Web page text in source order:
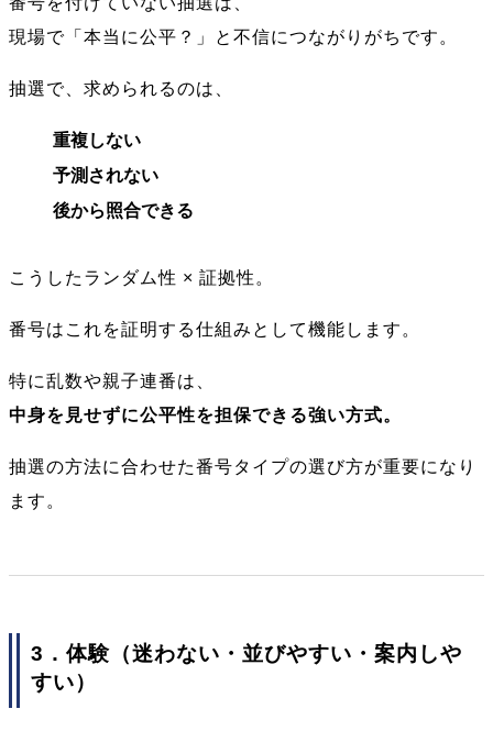
現場で「本当に公平？」と不信につながりがちです。
抽選で、求められるのは、
重複しない
予測されない
後から照合できる
こうしたランダム性 × 証拠性。
番号はこれを証明する仕組みとして機能します。
特に乱数や親子連番は、
中身を見せずに公平性を担保できる強い方式。
抽選の方法に合わせた番号タイプの選び方が重要になり
ます。
3．体験（迷わない・並びやすい・案内しや
すい）